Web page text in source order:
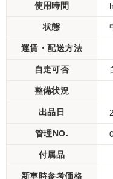
使用時間 h
状態
運賃・配送方法
自走可否
整備状況
出品日
管理NO.
付属品
新車時参考価格